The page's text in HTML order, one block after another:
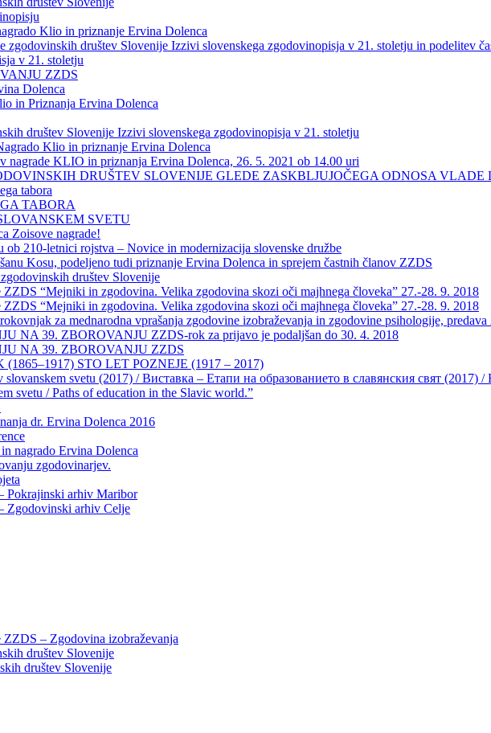
Klio in priznanje Ervina Dolenca
zgodovinskih društev Slovenije Izzivi slovenskega zgodovinopisja v 21. stoletju in podelitev
v 21. stoletju
ZZDS
Dolenca
in Priznanja Ervina Dolenca
društev Slovenije Izzivi slovenskega zgodovinopisja v 21. stoletju
Klio in priznanje Ervina Dolenca
nagrade KLIO in priznanja Ervina Dolenca, 26. 5. 2021 ob 14.00 uri
DRUŠTEV SLOVENIJE GLEDE ZASKBLJUJOČEGA ODNOSA VLADE
tabora
TABORA
SVETU
Zoisove nagrade!
ob 210-letnici rojstva – Novice in modernizacija slovenske družbe
Kosu, podeljeno tudi priznanje Ervina Dolenca in sprejem častnih članov ZZDS
društev Slovenije
“Mejniki in zgodovina. Velika zgodovina skozi oči majhnega človeka” 27.-28. 9. 2018
“Mejniki in zgodovina. Velika zgodovina skozi oči majhnega človeka” 27.-28. 9. 2018
za mednarodna vprašanja zgodovine izobraževanja in zgodovine psihologije,
NA 39. ZBOROVANJU ZZDS-rok za prijavo je podaljšan do 30. 4. 2018
NA 39. ZBOROVANJU ZZDS
STO LET POZNEJE (1917 – 2017)
slovanskem svetu (2017) / Виставка – Етапи на образованието в славянския свят
svetu / Paths of education in the Slavic world.”
dr. Ervina Dolenca 2016
nagrado Ervina Dolenca
zgodovinarjev.
Pokrajinski arhiv Maribor
Zgodovinski arhiv Celje
– Zgodovina izobraževanja
društev Slovenije
društev Slovenije